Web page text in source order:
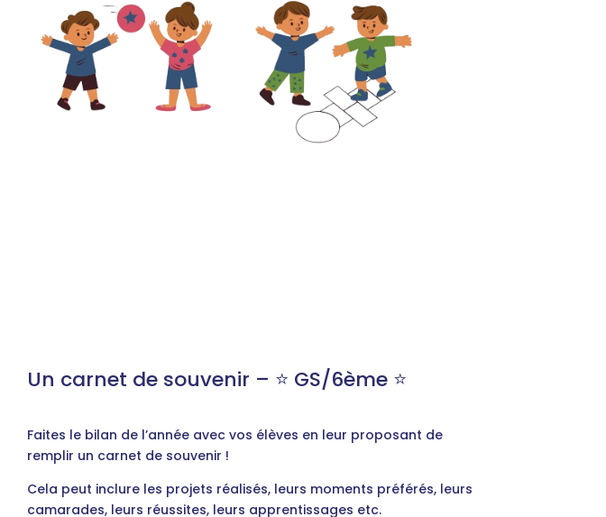
Un carnet de souvenir – ⭐️ GS/6ème ⭐️
Faites le bilan de l’année avec vos élèves en leur proposant de
remplir un carnet de souvenir !
Cela peut inclure les projets réalisés, leurs moments préférés, leurs
camarades, leurs réussites, leurs apprentissages etc.